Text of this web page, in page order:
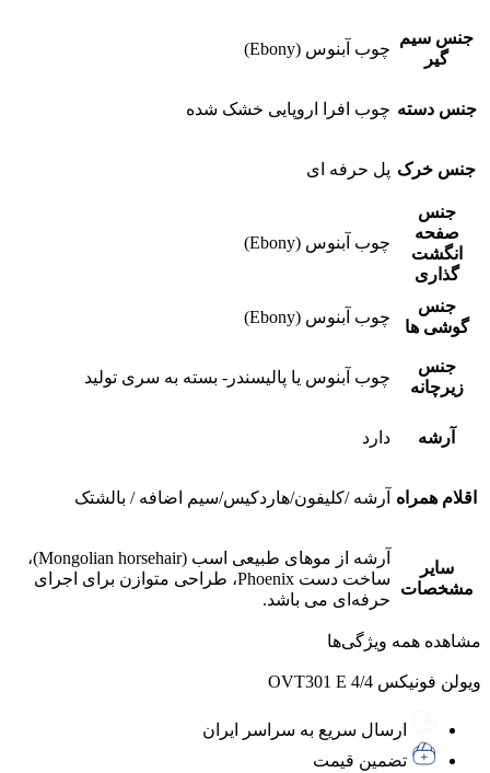
جنس سیم
گیر
چوب آبنوس (Ebony)
جنس دسته چوب افرا اروپایی خشک شده
جنس خرک پل حرفه ای
جنس
صفحه
انگشت
گذاری
چوب آبنوس (Ebony)
جنس
گوشی ها
چوب آبنوس (Ebony)
جنس
زیرچانه
چوب آبنوس یا پالیسندر- بسته به سری تولید
آرشه دارد
اقلام همراه آرشه /کلیفون/هاردکیس/سیم اضافه / بالشتک
سایر
مشخصات
آرشه از موهای طبیعی اسب (Mongolian horsehair)،
ساخت دست Phoenix، طراحی متوازن برای اجرای
حرفه‌ای می باشد.
مشاهده همه ویژگی‌ها
ویولن فونیکس 4/4 OVT301 E
ارسال سریع به سراسر ایران
تضمین قیمت